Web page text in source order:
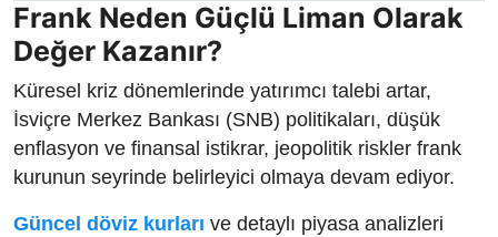
Frank Neden Güçlü Liman Olarak
Değer Kazanır?
Küresel kriz dönemlerinde yatırımcı talebi artar,
İsviçre Merkez Bankası (SNB) politikaları, düşük
enflasyon ve finansal istikrar, jeopolitik riskler frank
kurunun seyrinde belirleyici olmaya devam ediyor.
Güncel döviz kurları ve detaylı piyasa analizleri